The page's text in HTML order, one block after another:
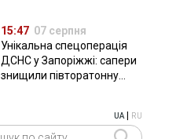
15:47 07 серпня
Унікальна спецоперація
ДСНС у Запоріжжі: сапери
знищили півторатонну
UA| RU